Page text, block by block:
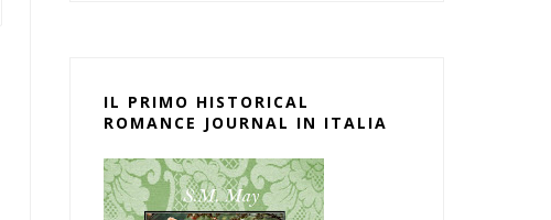
IL PRIMO HISTORICAL
ROMANCE JOURNAL IN ITALIA